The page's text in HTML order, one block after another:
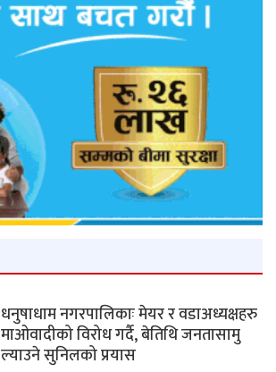
धनुषाधाम नगरपालिकाः मेयर र वडाअध्यक्षहरु
माओवादीको विरोध गर्दै, बेतिथि जनतासामु
ल्याउने सुनिलको प्रयास